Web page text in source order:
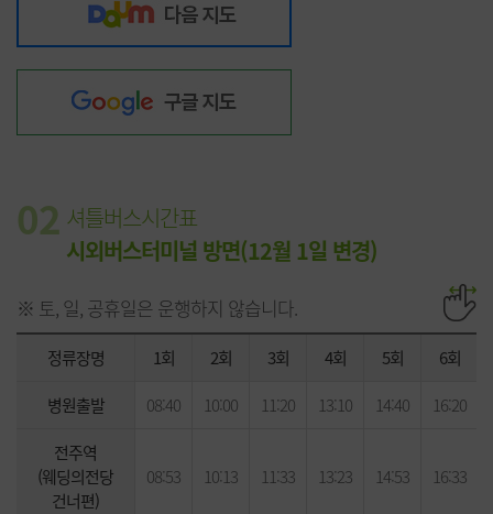
02 셔틀버스시간표
시외버스터미널 방면(12월 1일 변경)
※ 토, 일, 공휴일은 운행하지 않습니다.
정류장명 1회 2회 3회 4회 5회
6회
병원출발
08:40 10:00 11:20 13:10 14:40
16:20
전주역
(웨딩의전당
건너편)
08:53 10:13 11:33 13:23 14:53 16:33